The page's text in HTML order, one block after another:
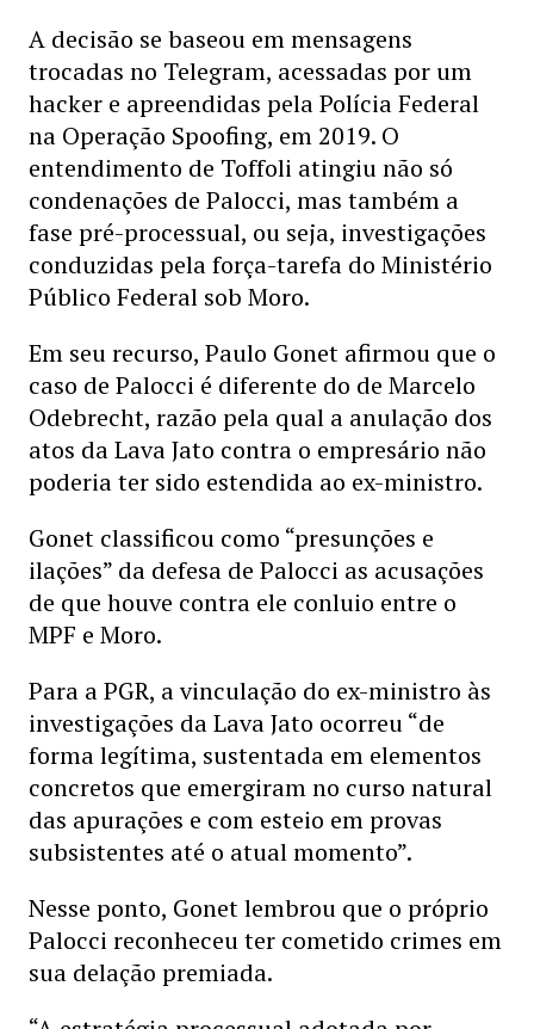
A decisão se baseou em mensagens
trocadas no Telegram, acessadas por um
hacker e apreendidas pela Polícia Federal
na Operação Spoofing, em 2019. O
entendimento de Toffoli atingiu não só
condenações de Palocci, mas também a
fase pré-processual, ou seja, investigações
conduzidas pela força-tarefa do Ministério
Público Federal sob Moro.
Em seu recurso, Paulo Gonet afirmou que o
caso de Palocci é diferente do de Marcelo
Odebrecht, razão pela qual a anulação dos
atos da Lava Jato contra o empresário não
poderia ter sido estendida ao ex-ministro.
Gonet classificou como “presunções e
ilações” da defesa de Palocci as acusações
de que houve contra ele conluio entre o
MPF e Moro.
Para a PGR, a vinculação do ex-ministro às
investigações da Lava Jato ocorreu “de
forma legítima, sustentada em elementos
concretos que emergiram no curso natural
das apurações e com esteio em provas
subsistentes até o atual momento”.
Nesse ponto, Gonet lembrou que o próprio
Palocci reconheceu ter cometido crimes em
sua delação premiada.